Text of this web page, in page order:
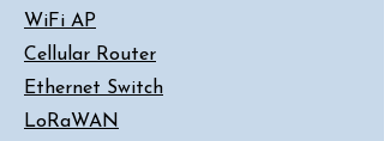
WiFi AP
Cellular Router
Ethernet Switch
LoRaWAN